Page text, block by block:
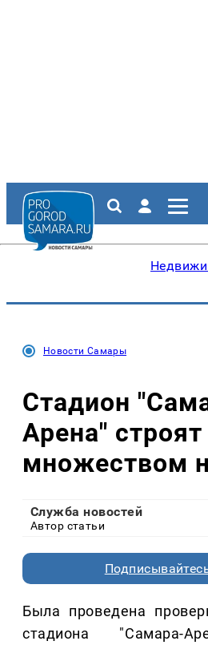
Новости Самары
Стадион
Арена" строят
множеством
Служба новостей
Автор статьи
Была проведена
стадиона "Самара-